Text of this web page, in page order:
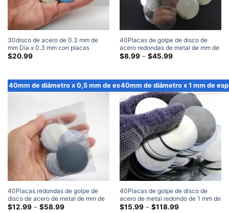
30disco de acero de 0.3 mm de
mm Dia x 0.3 mm con placas
adhesivas de metal redonda
$20.99
40Placas de golpe de disco de
acero redondas de metal de mm de
diámetro x 0,3 mm de espesor
$8.99 – $45.99Gama
a
través
de
$45.99
40mm de diámetro x 0,5 mm de espesor
40Placas redondas de golpe de
disco de acero de metal de mm de
diámetro x 0,5 mm de espesor
$12.99 – $58.99Gama
40mm de diámetro x 1 mm de
40Placas de golpe de disco de
acero de metal redondo de 1 mm de
diámetro x 1 mm de espesor
$15.99 – $118.99Gama